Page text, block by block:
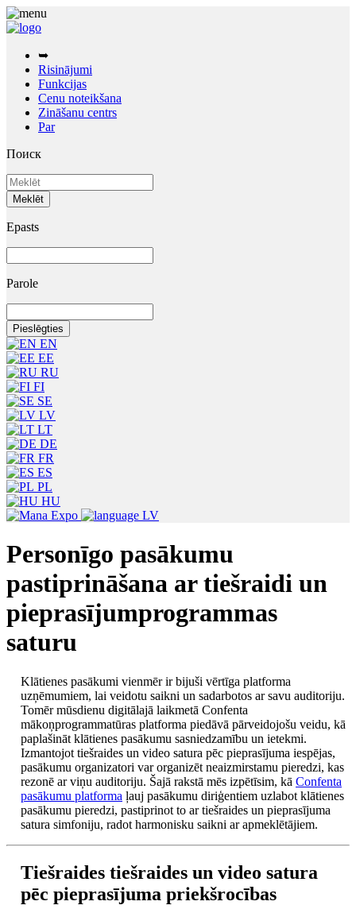
➥
Risinājumi
Funkcijas
Cenu noteikšana
Zināšanu centrs
Par
Поиск
Epasts
Parole
EN
EE
RU
FI
SE
LV
LT
DE
FR
ES
PL
HU
LV
Personīgo pasākumu
pastiprināšana ar tiešraidi un
pieprasījumprogrammas
saturu
Klātienes pasākumi vienmēr ir bijuši vērtīga platforma
uzņēmumiem, lai veidotu saikni un sadarbotos ar savu auditoriju.
Tomēr mūsdienu digitālajā laikmetā Confenta
mākoņprogrammatūras platforma piedāvā pārveidojošu veidu, kā
paplašināt klātienes pasākumu sasniedzamību un ietekmi.
Izmantojot tiešraides un video satura pēc pieprasījuma iespējas,
pasākumu organizatori var organizēt neaizmirstamu pieredzi, kas
rezonē ar viņu auditoriju. Šajā rakstā mēs izpētīsim, kā Confenta
pasākumu platforma ļauj pasākumu diriģentiem uzlabot klātienes
pasākumu pieredzi, pastiprinot to ar tiešraides un pieprasījuma
satura simfoniju, radot harmonisku saikni ar apmeklētājiem.
Tiešraides tiešraides un video satura
pēc pieprasījuma priekšrocības